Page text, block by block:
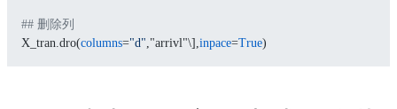
## 删除列
X_tran.dro(columns="d" ,"arrivl"\], inpace=True)